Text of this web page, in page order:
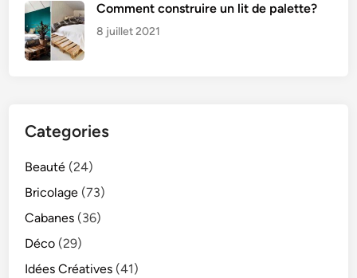
Comment construire un lit de palette?
8 juillet 2021
Categories
Beauté (24)
Bricolage (73)
Cabanes (36)
Déco (29)
Idées Créatives (41)